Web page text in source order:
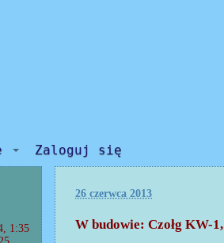
Zaloguj się
1:35
26 czerwca 2013
W budowie: Czołg KW-